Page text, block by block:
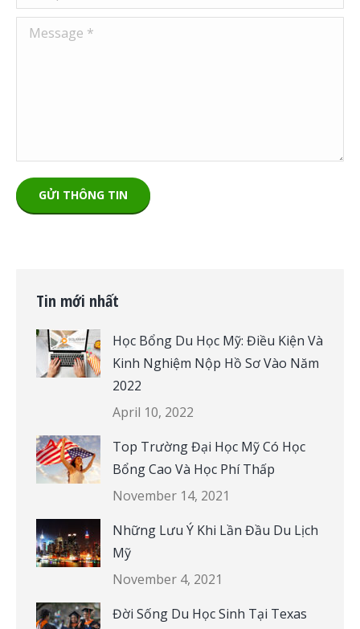
Message *
GỬI THÔNG TIN
Tin mới nhất
Học Bổng Du Học Mỹ: Điều Kiện Và
Kinh Nghiệm Nộp Hồ Sơ Vào Năm
2022
April 10, 2022
Top Trường Đại Học Mỹ Có Học
Bổng Cao Và Học Phí Thấp
November 14, 2021
Những Lưu Ý Khi Lần Đầu Du Lịch
Mỹ
November 4, 2021
Đời Sống Du Học Sinh Tại Texas